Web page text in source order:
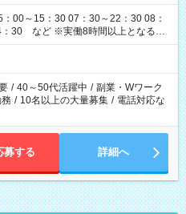
00～15：30 07：30～22：30 08：
：30 など ※実働8時間以上となる勤
憩があります。
/ 40～50代活躍中 / 副業・Wワーク
/ 10名以上の大量募集 / 電話対応な
募する 詳細へ